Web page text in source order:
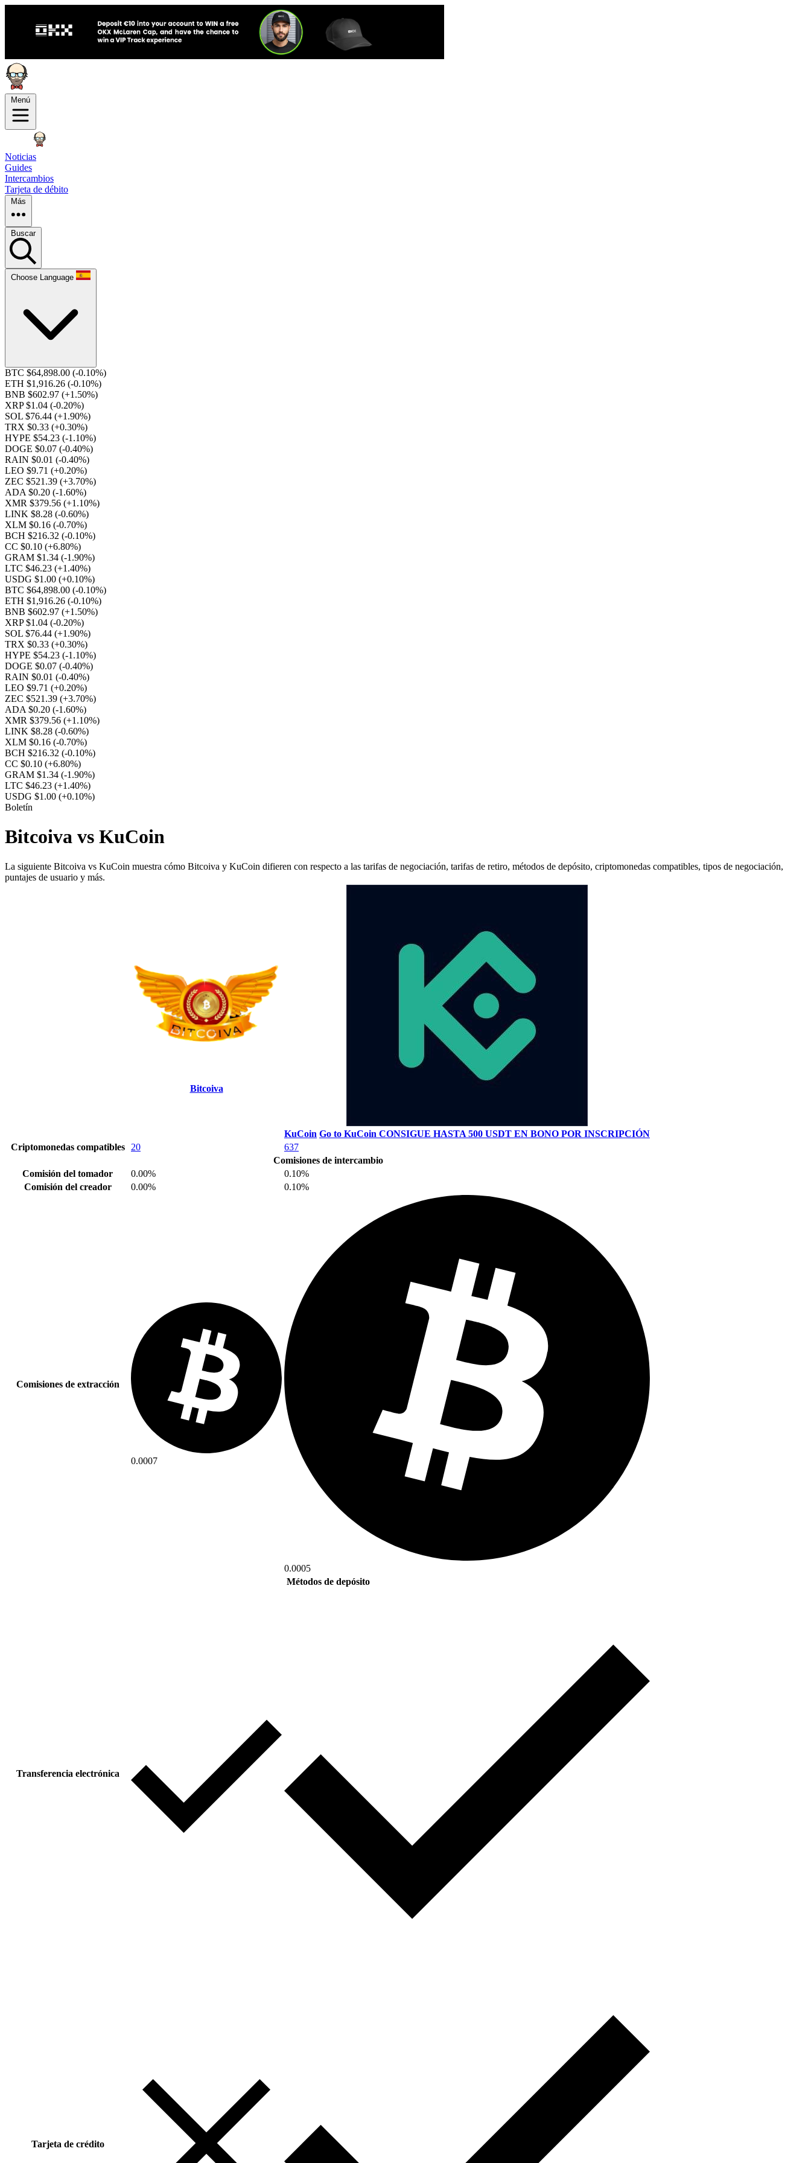
Menú
Noticias
Guides
Intercambios
Tarjeta de débito
Más
Buscar
Choose Language
BTC $64,898.00 (-0.10%)
ETH $1,916.26 (-0.10%)
BNB $602.97 (+1.50%)
XRP $1.04 (-0.20%)
SOL $76.44 (+1.90%)
TRX $0.33 (+0.30%)
HYPE $54.23 (-1.10%)
DOGE $0.07 (-0.40%)
RAIN $0.01 (-0.40%)
LEO $9.71 (+0.20%)
ZEC $521.39 (+3.70%)
ADA $0.20 (-1.60%)
XMR $379.56 (+1.10%)
LINK $8.28 (-0.60%)
XLM $0.16 (-0.70%)
BCH $216.32 (-0.10%)
CC $0.10 (+6.80%)
GRAM $1.34 (-1.90%)
LTC $46.23 (+1.40%)
USDG $1.00 (+0.10%)
BTC $64,898.00 (-0.10%)
ETH $1,916.26 (-0.10%)
BNB $602.97 (+1.50%)
XRP $1.04 (-0.20%)
SOL $76.44 (+1.90%)
TRX $0.33 (+0.30%)
HYPE $54.23 (-1.10%)
DOGE $0.07 (-0.40%)
RAIN $0.01 (-0.40%)
LEO $9.71 (+0.20%)
ZEC $521.39 (+3.70%)
ADA $0.20 (-1.60%)
XMR $379.56 (+1.10%)
LINK $8.28 (-0.60%)
XLM $0.16 (-0.70%)
BCH $216.32 (-0.10%)
CC $0.10 (+6.80%)
GRAM $1.34 (-1.90%)
LTC $46.23 (+1.40%)
USDG $1.00 (+0.10%)
Boletín
Bitcoiva vs KuCoin
La siguiente Bitcoiva vs KuCoin muestra cómo Bitcoiva y KuCoin difieren con respecto a las tarifas de negociación, tarifas de retiro, métodos de depósito, criptomonedas compatibles, tipos de negociación,
puntajes de usuario y más.
Bitcoiva
KuCoin Go to KuCoin CONSIGUE HASTA 500 USDT EN BONO POR INSCRIPCIÓN
Criptomonedas compatibles
20
637
Comisiones de intercambio
Comisión del tomador
0.00%
0.10%
Comisión del creador
0.00% 0.10%
Comisiones de extracción
0.0007
0.0005
Métodos de depósito
Transferencia electrónica
Tarjeta de crédito